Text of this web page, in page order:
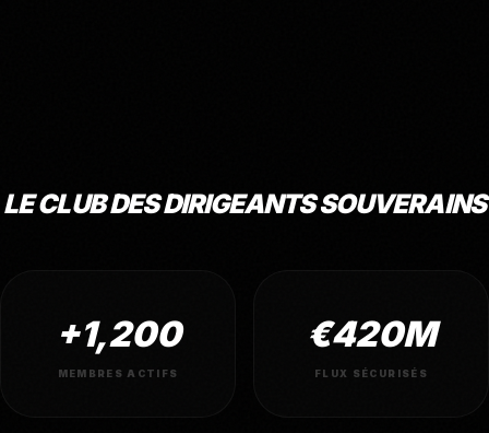
LE CLUB DES DIRIGEANTS SOUVERAINS
+1,200
MEMBRES ACTIFS
€420M
FLUX SÉCURISÉS